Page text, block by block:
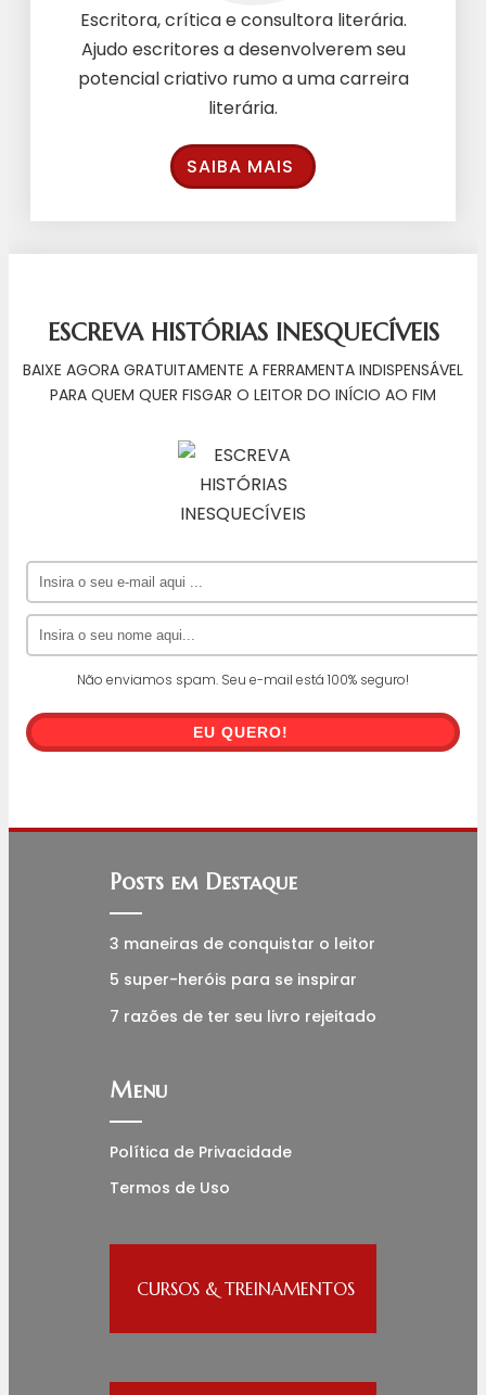
Escritora, crítica e consultora literária.
Ajudo escritores a desenvolverem seu
potencial criativo rumo a uma carreira
literária.
SAIBA MAIS
ESCREVA HISTÓRIAS INESQUECÍVEIS
BAIXE AGORA GRATUITAMENTE A FERRAMENTA INDISPENSÁVEL
PARA QUEM QUER FISGAR O LEITOR DO INÍCIO AO FIM
Não enviamos spam. Seu e-mail está 100% seguro!
EU QUERO!
Posts em Destaque
3 maneiras de conquistar o leitor
5 super-heróis para se inspirar
7 razões de ter seu livro rejeitado
Menu
Política de Privacidade
Termos de Uso
CURSOS & TREINAMENTOS